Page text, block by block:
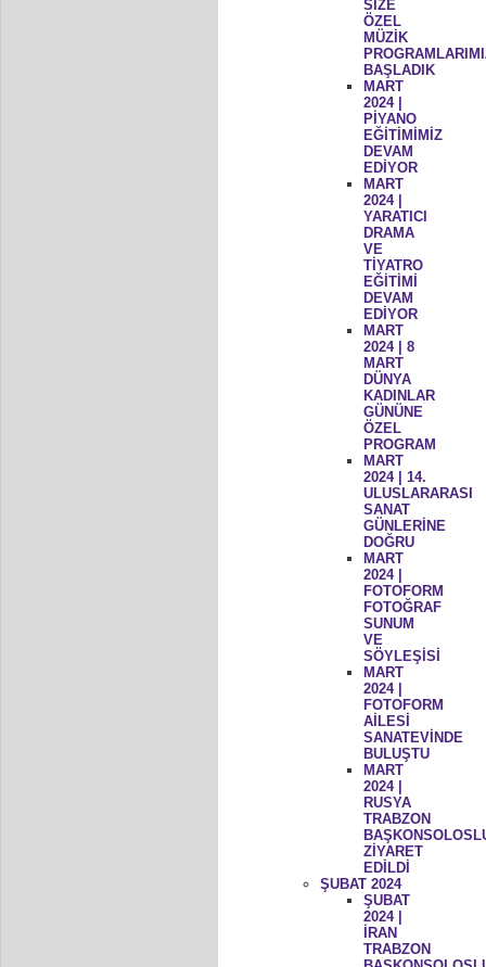
SİZE
ÖZEL
MÜZİK
BAŞLADIK
MART
2024 |
PİYANO
EĞİTİMİMİZ
DEVAM
EDİYOR
MART
2024 |
YARATICI
DRAMA
VE
TİYATRO
EĞİTİMİ
DEVAM
EDİYOR
MART
2024 | 8
MART
DÜNYA
KADINLAR
GÜNÜNE
ÖZEL
PROGRAM
MART
2024 | 14.
ULUSLARARASI
SANAT
GÜNLERİNE
DOĞRU
MART
2024 |
FOTOFORM
FOTOĞRAF
SUNUM
VE
SÖYLEŞİSİ
MART
2024 |
FOTOFORM
AİLESİ
SANATEVİNDE
BULUŞTU
MART
2024 |
RUSYA
TRABZON
ZİYARET
EDİLDİ
ŞUBAT 2024
ŞUBAT
2024 |
İRAN
TRABZON